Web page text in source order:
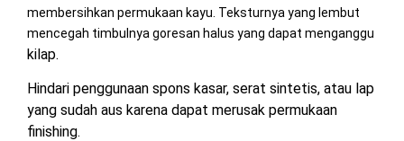
membersihkan permukaan kayu. Teksturnya yang lembut
mencegah timbulnya goresan halus yang dapat menganggu
kilap.
Hindari penggunaan spons kasar, serat sintetis, atau lap
yang sudah aus karena dapat merusak permukaan
finishing.